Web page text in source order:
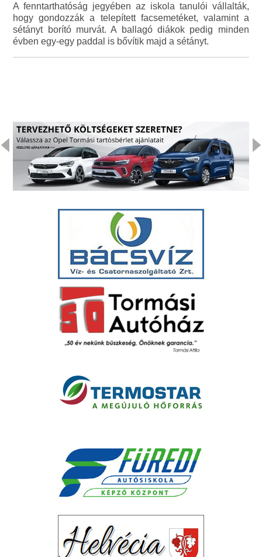
A fenntarthatóság jegyében az iskola tanulói vállalták,
hogy gondozzák a telepített facsemetéket, valamint a
sétányt borító murvát. A ballagó diákok pedig minden
évben egy-egy paddal is bővítik majd a sétányt.